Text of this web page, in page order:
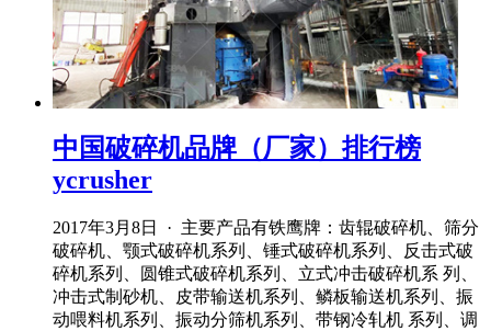
中国破碎机品牌（厂家）排行榜
ycrusher
2017年3月8日 · 主要产品有铁鹰牌：齿辊破碎机、筛分
破碎机、颚式破碎机系列、锤式破碎机系列、反击式破
碎机系列、圆锥式破碎机系列、立式冲击破碎机系 列、
冲击式制砂机、皮带输送机系列、鳞板输送机系列、振
动喂料机系列、振动分筛机系列、带钢冷轧机 系列、调